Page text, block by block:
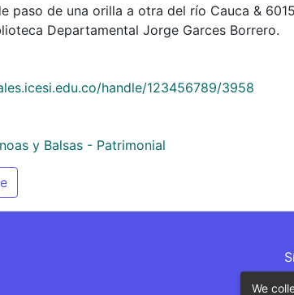
paso de una orilla a otra del río Cauca &
Departamental Jorge Garces Borrero.
handle/123456789/3958
y Balsas - Patrimonial
We